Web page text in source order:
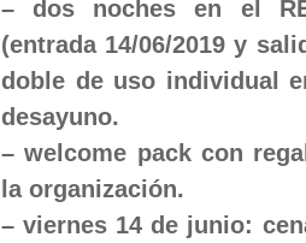
– dos noches en el
(entrada 14/06/2019 y
doble de uso individual
desayuno.
– welcome pack con
la organización.
– viernes 14 de junio: